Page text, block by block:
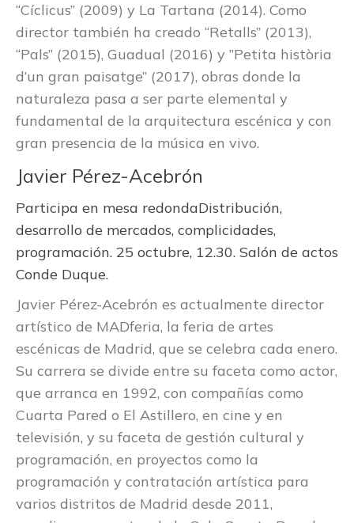
“Cíclicus” (2009) y La Tartana (2014). Como
director también ha creado “Retalls” (2013),
“Pals” (2015), Guadual (2016) y ”Petita història
d’un gran paisatge” (2017), obras donde la
naturaleza pasa a ser parte elemental y
fundamental de la arquitectura escénica y con
gran presencia de la música en vivo.
Javier Pérez-Acebrón
Participa en mesa redondaDistribución,
desarrollo de mercados, complicidades,
programación. 25 octubre, 12.30. Salón de actos
Conde Duque.
Javier Pérez-Acebrón es actualmente director
artístico de MADferia, la feria de artes
escénicas de Madrid, que se celebra cada enero.
Su carrera se divide entre su faceta como actor,
que arranca en 1992, con compañías como
Cuarta Pared o El Astillero, en cine y en
televisión, y su faceta de gestión cultural y
programación, en proyectos como la
programación y contratación artística para
varios distritos de Madrid desde 2011,